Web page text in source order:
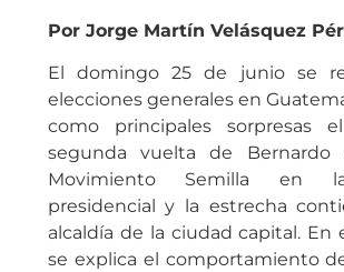
Por Jorge Martín Velásquez
El domingo 25 de junio se
elecciones generales en
como principales sorpresas
segunda vuelta de Bernardo
Movimiento Semilla en
presidencial y la estrecha
alcaldía de la ciudad capital. En
se explica el comportamiento